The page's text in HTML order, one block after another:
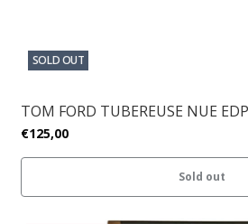
SOLD OUT
TOM FORD TUBEREUSE NUE
€125,00
Sold out